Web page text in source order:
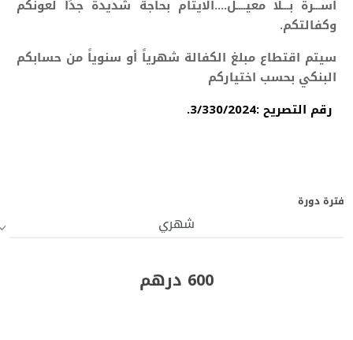
أســـرة بـــلا معيــــل....الايتام بحاجة شديدة جدًا لعونكم
وكفالتكم.
سيتم اقتطاع مبلغ الكفالة شهرياً أو سنوياً من حسابكم
البنكي بحسب اختياركم
رقم التصريح :3/330/2024.
فترة دورة
600 درهم